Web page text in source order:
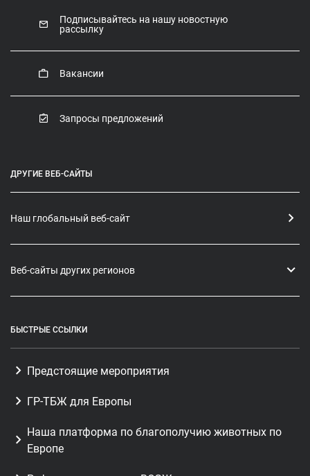
Подписывайтесь на нашу новостную
рассылку
Вакансии
Запросы предложений
ДРУГИЕ ВЕБ-САЙТЫ
Наш глобальный веб-сайт
Веб-сайты других регионов
БЫСТРЫЕ ССЫЛКИ
Предстоящие мероприятия
ГР-ТБЖ для Европы
Наша платформа по благополучию животных по
Европе